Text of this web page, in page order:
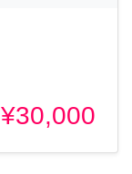
¥30,000